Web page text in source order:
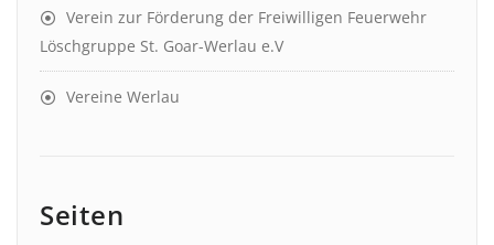
Verein zur Förderung der Freiwilligen Feuerwehr
Löschgruppe St. Goar-Werlau e.V
Vereine Werlau
Seiten